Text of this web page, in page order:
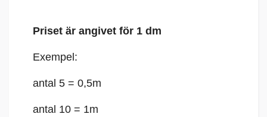
Priset är angivet för 1 dm
Exempel:
antal 5 = 0,5m
antal 10 = 1m